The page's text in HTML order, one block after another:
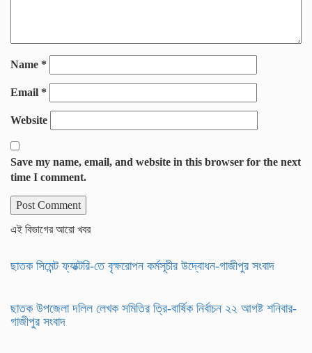
Name *
Email *
Website
Save my name, email, and website in this browser for the next
time I comment.
এই বিভাগের আরো খবর
ছাতক সিমেন্ট ফ্যাক্টরি-তে বৃক্ষরোপন কর্মসূচীর উদ্বোধন-গাজীপুর সংবাদ
ছাতক উপজেলা দলিল লেখক সমিতির ত্রি-বার্ষিক নির্বাচন ২২ আগষ্ট শনিবার-
গাজীপুর সংবাদ